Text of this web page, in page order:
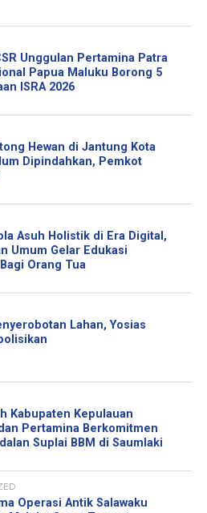
Unggulan Pertamina Patra
Papua Maluku Borong 5
ISRA 2026
Hewan di Jantung Kota
Dipindahkan, Pemkot
Asuh Holistik di Era Digital,
Umum Gelar Edukasi
Orang Tua
Lahan, Yosias
Kabupaten Kepulauan
Pertamina Berkomitmen
Suplai BBM di Saumlaki
Operasi Antik Salawaku